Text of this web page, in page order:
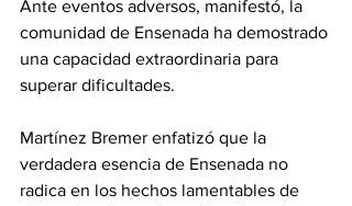
Ante eventos adversos, manifestó, la
comunidad de Ensenada ha demostrado
una capacidad extraordinaria para
superar dificultades.
Martínez Bremer enfatizó que la
verdadera esencia de Ensenada no
radica en los hechos lamentables de